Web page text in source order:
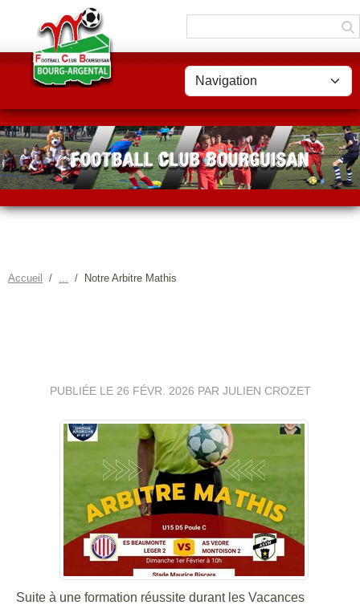
Accueil Notre Arbitre Mathis
PUBLIÉE LE 26 FÉVR. 2026 PAR JULIEN CROZET
Suite à une formation réussite durant les Vacances
Panneau de gestion des cookies